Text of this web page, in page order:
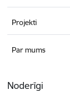
Projekti
Par mums
Noderīgi